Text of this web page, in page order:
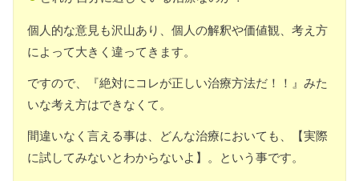
個人的な意見も沢山あり、個人の解釈や価値観、考え方
によって大きく違ってきます。
ですので、『絶対にコレが正しい治療方法だ！！』みた
いな考え方はできなくて。
間違いなく言える事は、どんな治療においても、【実際
に試してみないとわからないよ】。という事です。